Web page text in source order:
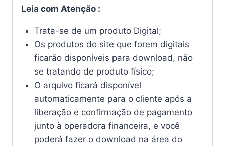
Leia com Atenção :
Trata-se de um produto Digital;
Os produtos do site que forem digitais
ficarão disponíveis para download, não
se tratando de produto físico;
O arquivo ficará disponível
automaticamente para o cliente após a
liberação e confirmação de pagamento
junto à operadora financeira, e você
poderá fazer o download na área do